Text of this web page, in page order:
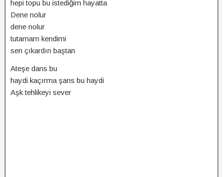
hepi topu bu istediğim hayatta
Dene nolur
dene nolur
tutamam kendimi
sen çıkardın baştan
Ateşe dans bu
haydi kaçırma şans bu haydi
Aşk tehlikeyi sever